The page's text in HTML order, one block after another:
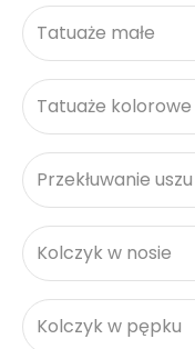
Tatuaże małe
Tatuaże kolorowe
Przekłuwanie uszu
Kolczyk w nosie
Kolczyk w pępku